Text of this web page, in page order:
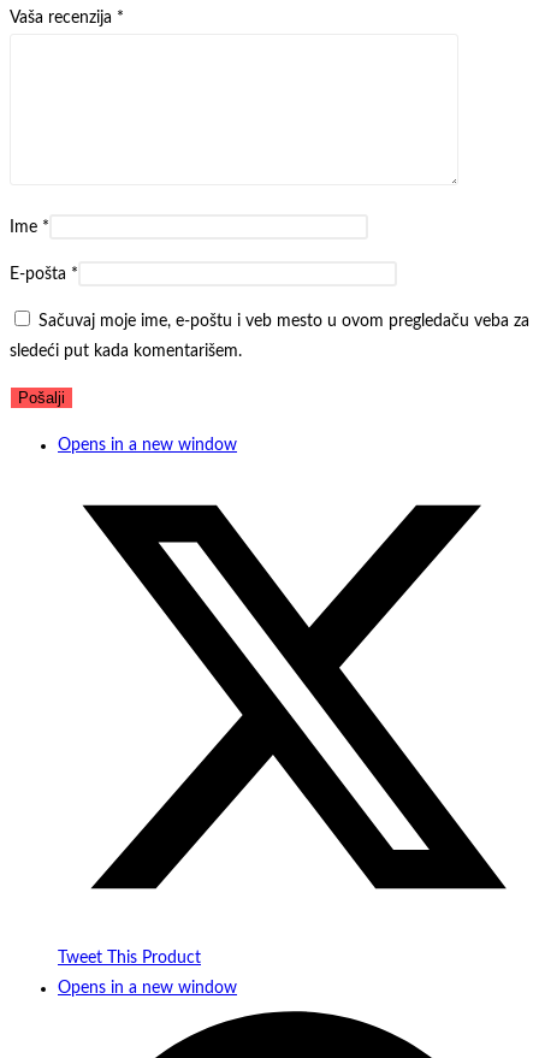
Vaša recenzija *
Ime *
E-pošta *
Sačuvaj moje ime, e-poštu i veb mesto u ovom pregledaču veba za
sledeći put kada komentarišem.
Opens in a new window
Tweet This Product
Opens in a new window